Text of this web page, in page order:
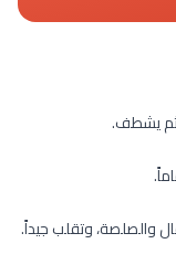
ثم يشطف.
والصلصة، وتقلب جيداً.